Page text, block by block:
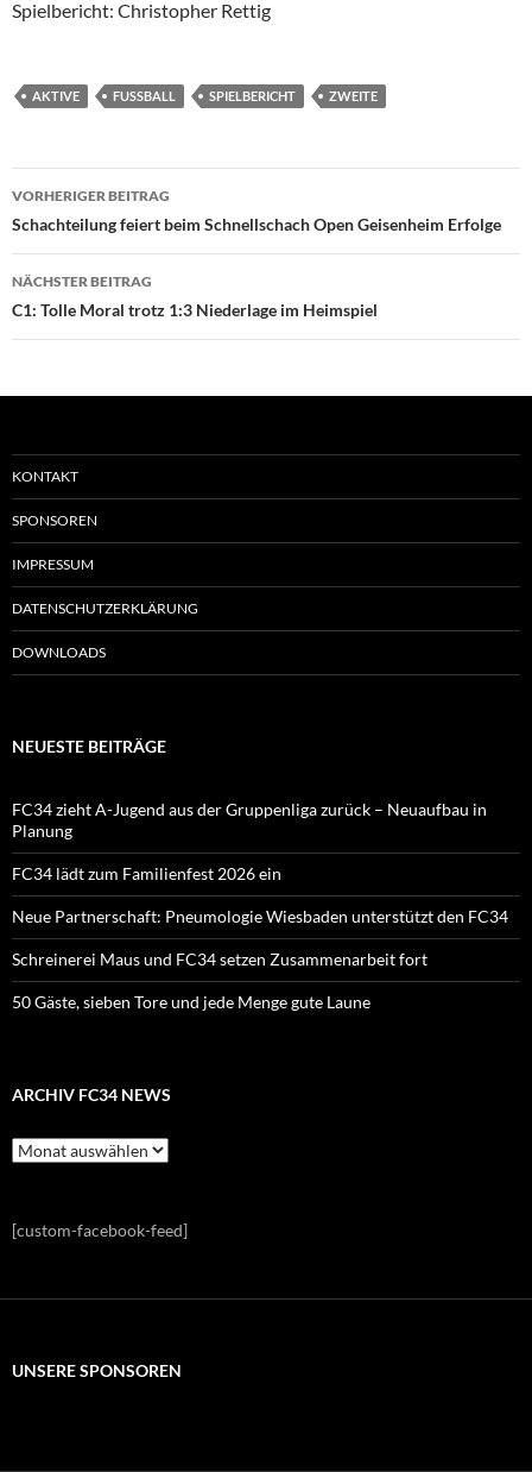
Spielbericht: Christopher Rettig
AKTIVE FUSSBALL SPIELBERICHT ZWEITE
Beitragsnavigation
VORHERIGER BEITRAG
Schachteilung feiert beim Schnellschach Open Geisenheim Erfolge
NÄCHSTER BEITRAG
C1: Tolle Moral trotz 1:3 Niederlage im Heimspiel
KONTAKT
SPONSOREN
IMPRESSUM
DATENSCHUTZERKLÄRUNG
DOWNLOADS
NEUESTE BEITRÄGE
FC34 zieht A-Jugend aus der Gruppenliga zurück – Neuaufbau in
Planung
FC34 lädt zum Familienfest 2026 ein
Neue Partnerschaft: Pneumologie Wiesbaden unterstützt den FC34
Schreinerei Maus und FC34 setzen Zusammenarbeit fort
50 Gäste, sieben Tore und jede Menge gute Laune
ARCHIV FC34 NEWS
Archiv
FC34
[custom-facebook-feed]
UNSERE SPONSOREN